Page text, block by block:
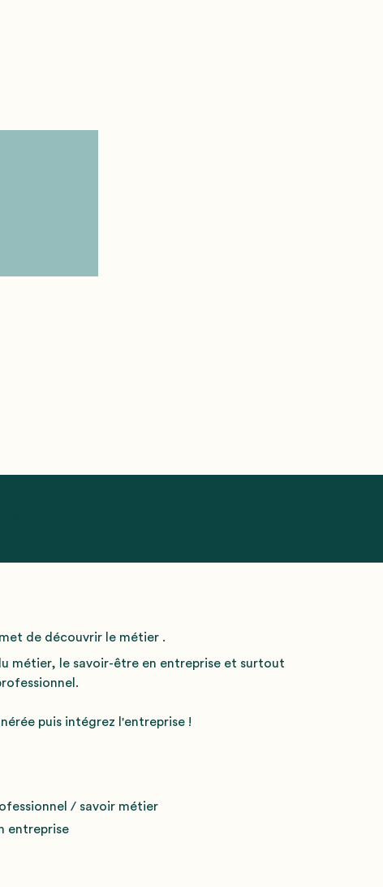
de contrat en sortie
de découvrir le métier .
métier, le savoir-être en entreprise et surtout
puis intégrez l'entreprise !
/ savoir métier
entreprise